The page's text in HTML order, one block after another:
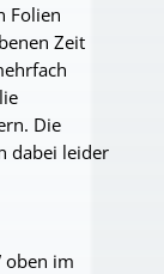
Folien
Zeit
Die
dabei leider
oben im